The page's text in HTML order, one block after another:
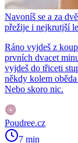
Navoníš se a za
přežije i nejkrutjší
Ráno vyjdeš z
prvních dvacet
vyjdeš do třiceti
někdy kolem
Nebo skoro nic.
Poudree.cz
7 min